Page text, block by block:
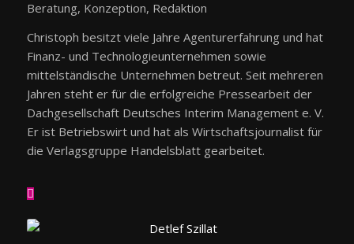
Beratung, Konzeption, Redaktion
Christoph besitzt viele Jahre Agenturerfahrung und hat
Finanz- und Technologieunternehmen sowie
mittelständische Unternehmen betreut. Seit mehreren
Jahren steht er für die erfolgreiche Pressearbeit der
Dachgesellschaft Deutsches Interim Management e. V.
Er ist Betriebswirt und hat als Wirtschaftsjournalist für
die Verlagsgruppe Handelsblatt gearbeitet.